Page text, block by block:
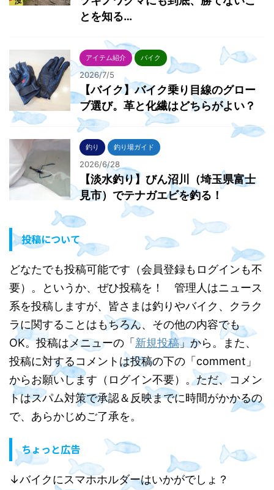
とを知る…
アイテム紹介 バイク
2026/7/5
【バイク】バイク乗り目線のグロー
ブ選び。革と化繊はどちらがよい？
釣り 釣り場ガイド
2026/6/28
【淡水釣り】びん沼川（埼玉県富士
見市）でテナガエビを釣る！
投稿について
どなたでも投稿可能です（会員登録もログインも不
要）。というか、ぜひ投稿を！ 管理人はニュース
系を投稿しますが、皆さまは釣りやバイク、クラク
ラに関することはもちろん、その他の内容でも
OK。投稿はメニューの「 新規投稿」から。また、
投稿に対するコメントは投稿の下の「comment」
からお願いします（ログイン不要）。ただ、コメン
トはスパム対策で承認＆反映までに時間がかかるの
で、あらかじめご了承を。
ちょっと広告
↓バイクにスマホホルダーはいかがでしょ？